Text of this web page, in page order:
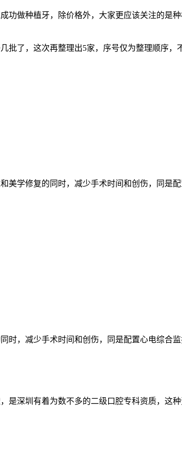
功做种植牙，除价格外，大家更应该关注的是
批了，这次再整理出5家，序号仅为整理顺序
学修复的同时，减少手术时间和创伤，同是
，减少手术时间和创伤，同是配置心电综合
是深圳有着为数不多的二级口腔专科资质，这